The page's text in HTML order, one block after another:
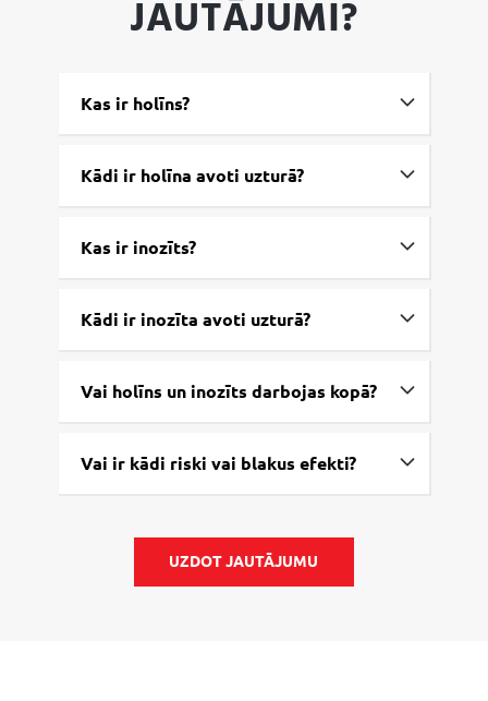
JAUTĀJUMI?
Kas ir holīns?
Kādi ir holīna avoti uzturā?
Kas ir inozīts?
Kādi ir inozīta avoti uzturā?
Vai holīns un inozīts darbojas kopā?
Vai ir kādi riski vai blakus efekti?
UZDOT JAUTĀJUMU